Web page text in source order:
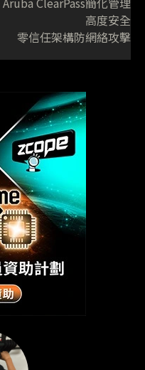
高度安全
零信任架構防網絡攻擊